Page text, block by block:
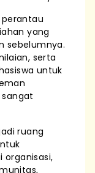
perantau
yang
sebelumnya.
serta
untuk
ruang
organisasi,